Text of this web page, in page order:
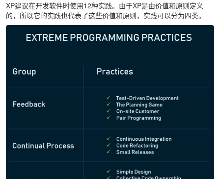
XP建议在开发软件时使用12种实践。由于XP是由价值和原则定义
的，所以它的实践也代表了这些价值和原则，实践可以分为四类。